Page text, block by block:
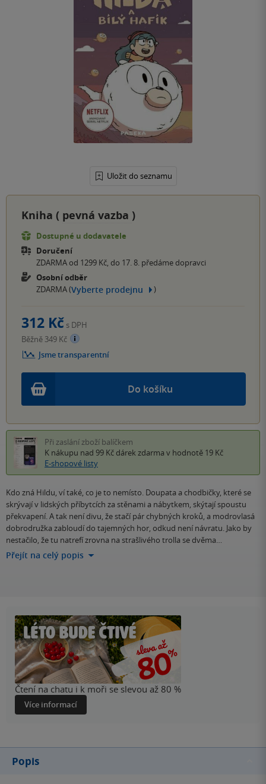
Uložit do seznamu
Kniha ( pevná vazba )
Dostupné u dodavatele
Doručení
ZDARMA od 1299 Kč, do 17. 8. předáme dopravci
Osobní odběr
ZDARMA (Vyberte prodejnu )
Do košíku
312 Kč s DPH
Běžně 349 Kč
Jsme transparentní
Při zaslání zboží balíčkem
K nákupu nad 99 Kč dárek zdarma v hodnotě 19 Kč
E-shopové listy
Kdo zná Hildu, ví také, co je to nemísto. Doupata a chodbičky, které se
skrývají v lidských příbytcích za stěnami a nábytkem, skýtají spoustu
překvapení. A tak není divu, že stačí pár chybných kroků, a modrovlasá
dobrodružka zabloudí do tajemných hor, odkud není návratu. Jako by
nestačilo, že tu natrefí zrovna na strašlivého trolla se dvěma…
Přejít na celý popis
Čtení na chatu i k moři se slevou až 80 %
Více informací
Popis